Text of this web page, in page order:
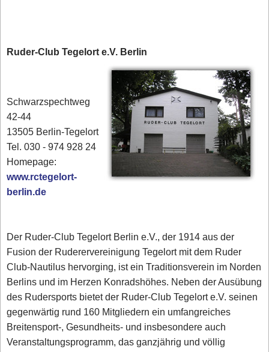
Ruder-Club Tegelort e.V. Berlin
Schwarzspechtweg
42-44
13505 Berlin-Tegelort
Tel. 030 - 974 928 24
Homepage:
www.rctegelort-
berlin.de
Der Ruder-Club Tegelort Berlin e.V., der 1914 aus der
Fusion der Ruderervereinigung Tegelort mit dem Ruder
Club-Nautilus hervorging, ist ein Traditionsverein im Norden
Berlins und im Herzen Konradshöhes. Neben der Ausübung
des Rudersports bietet der Ruder-Club Tegelort e.V. seinen
gegenwärtig rund 160 Mitgliedern ein umfangreiches
Breitensport-, Gesundheits- und insbesondere auch
Veranstaltungsprogramm, das ganzjährig und völlig